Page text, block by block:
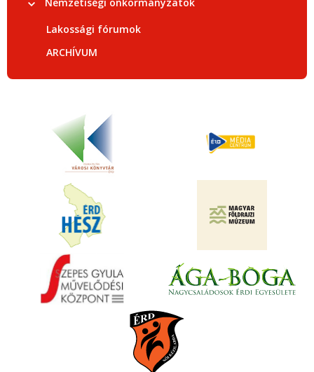
Lakossági fórumok
ARCHÍVUM